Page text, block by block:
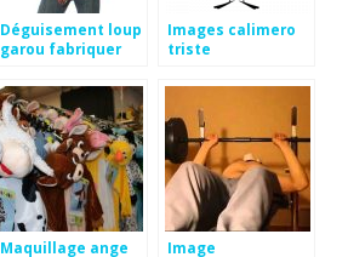
Déguisement loup
garou fabriquer
Images calimero
triste
Maquillage ange Image